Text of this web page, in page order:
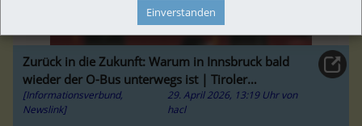
Zurück in die Zukunft: Warum in Innsbruck bald
wieder der O-Bus unterwegs ist | Tiroler
Tageszeitung Online
[Informationsverbund,
Newslink]
29. April 2026, 13:19 Uhr von
hacl
Einverstanden